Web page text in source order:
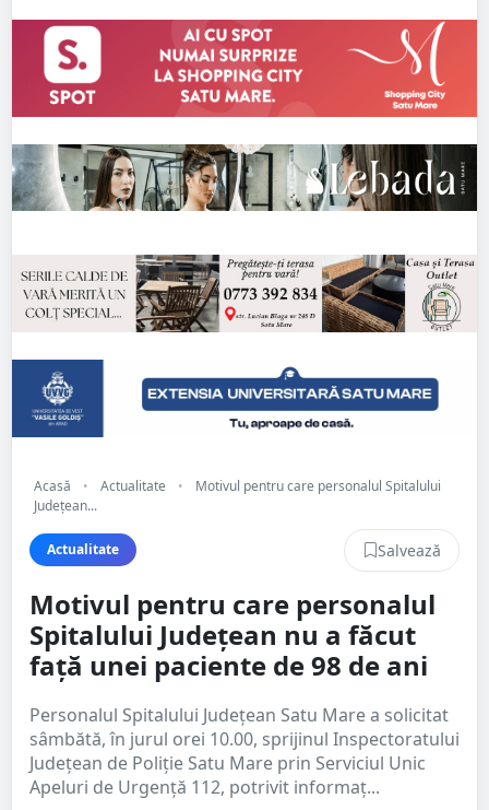
Acasă • Actualitate •
Motivul pentru care personalul Spitalului
Județean...
Actualitate Salvează
Motivul pentru care personalul
Spitalului Județean nu a făcut
față unei paciente de 98 de ani
Personalul Spitalului Județean Satu Mare a solicitat
sâmbătă, în jurul orei 10.00, sprijinul Inspectoratului
Județean de Poliție Satu Mare prin Serviciul Unic
Apeluri de Urgență 112, potrivit informaț...